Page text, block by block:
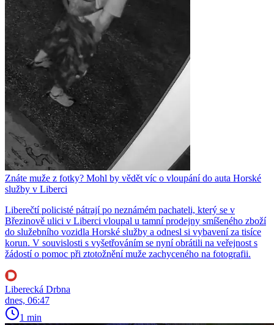
Znáte muže z fotky? Mohl by vědět víc o vloupání do auta Horské
služby v Liberci
Liberečtí policisté pátrají po neznámém pachateli, který se v
Březinově ulici v Liberci vloupal u tamní prodejny smíšeného zboží
do služebního vozidla Horské služby a odnesl si vybavení za tisíce
korun. V souvislosti s vyšetřováním se nyní obrátili na veřejnost s
žádostí o pomoc při ztotožnění muže zachyceného na fotografii.
Liberecká Drbna
dnes, 06:47
1 min